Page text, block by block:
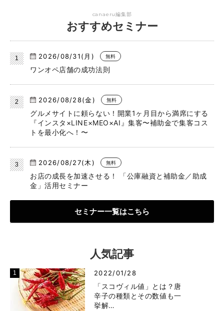
canaeru編集部
おすすめセミナー
2026/08/31(月) 無料
ワンオペ店舗の成功法則
2026/08/28(金) 無料
グルメサイトに頼らない！開業1ヶ月目から満席にする
『インスタ×LINE×MEO×AI』集客〜補助金で集客コス
トを最小化へ！〜
2026/08/27(木) 無料
お店の成長を加速させる！ 「公庫融資と補助金／助成
金」活用セミナー
セミナー一覧はこちら
人気記事
2022/01/28
「スコヴィル値」とは？唐
辛子の種類とその数値も一
挙解…